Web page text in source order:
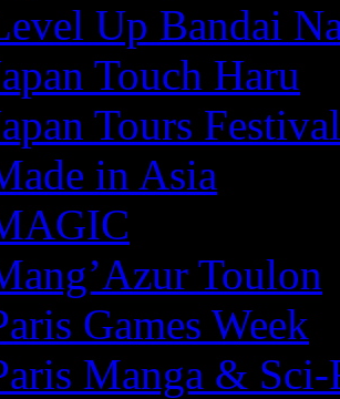
Up Bandai
Touch Haru
Tours Festival
in Asia
Toulon
Games Week
Manga &